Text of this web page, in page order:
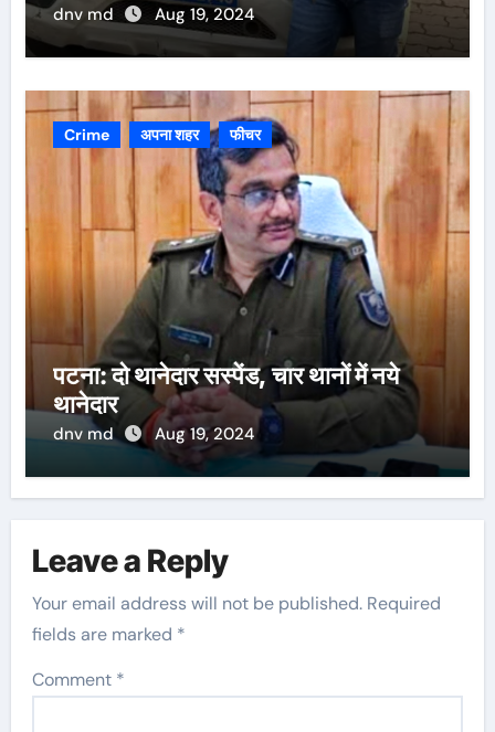
dnv md Aug 19, 2024
Crime अपना शहर फीचर
पटना: दो थानेदार सस्पेंड, चार थानों में नये
थानेदार
dnv md Aug 19, 2024
Leave a Reply
Your email address will not be published. Required
fields are marked *
Comment *